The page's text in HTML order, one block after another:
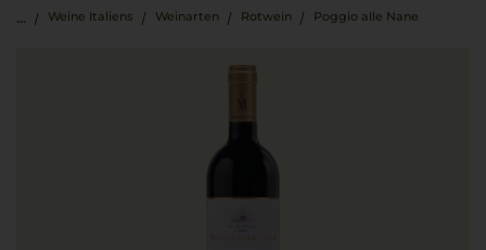
Weine Italiens Weinarten Rotwein Poggio alle Nane